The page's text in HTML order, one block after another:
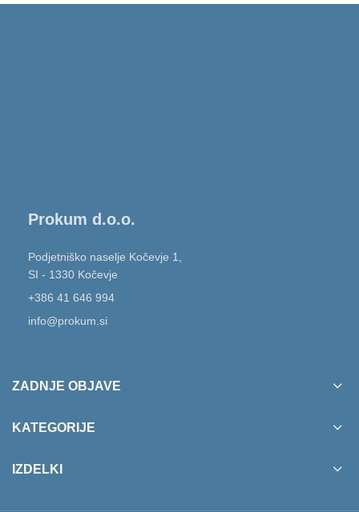
Prokum d.o.o.
Podjetniško naselje Kočevje 1,
SI - 1330 Kočevje
+386 41 646 994
info@prokum.si
ZADNJE OBJAVE
KATEGORIJE
IZDELKI